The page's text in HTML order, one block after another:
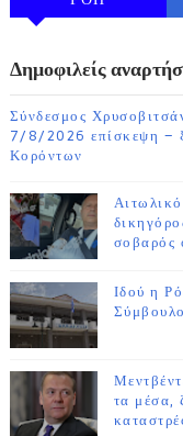
Δημοφιλείς
Σύνδεσμος
7/8/2026 επίσκεψη –
Κορόντων
σοβαρός
Ιδού η
τα μέσα,